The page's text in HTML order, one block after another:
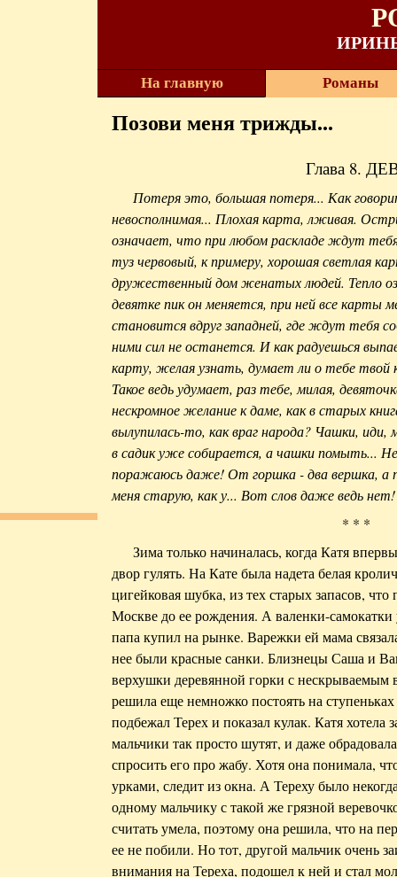
На главную Романы
Позови меня трижды...
Глава 8.
Потеря это, большая потеря... Как
невосполнимая... Плохая карта, лживая.
означает, что при любом раскладе ждут
туз червовый, к примеру, хорошая светлая
дружественный дом женатых людей. Тепло
девятке пик он меняется, при ней все карты
становится вдруг западней, где ждут тебя
ними сил не останется. И как радуешься
карту, желая узнать, думает ли о тебе твой
Такое ведь удумает, раз тебе, милая,
нескромное желание к даме, как в старых
вылупилась-то, как враг народа? Чашки,
в садик уже собирается, а чашки помыть...
поражаюсь даже! От горшка - два вершка, а
меня старую, как у... Вот слов даже ведь нет!
* * *
Зима только начиналась, когда Катя
двор гулять. На Кате была надета белая
цигейковая шубка, из тех старых запасов,
Москве до ее рождения. А валенки-
папа купил на рынке. Варежки ей мама
нее были красные санки. Близнецы Саша и
верхушки деревянной горки с нескрываемым
решила еще немножко постоять на
подбежал Терех и показал кулак. Катя хотела
мальчики так просто шутят, и даже
спросить его про жабу. Хотя она понимала,
урками, следит из окна. А Тереху было
одному мальчику с такой же грязной
считать умела, поэтому она решила, что на
ее не побили. Но тот, другой мальчик очень
внимания на Тереха, подошел к ней и стал